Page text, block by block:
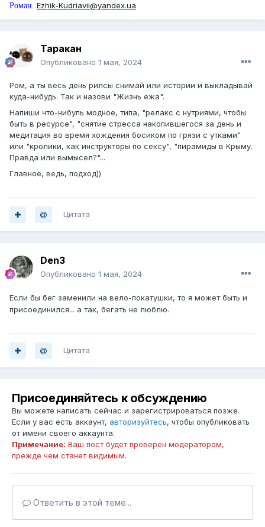
Роман..Ezhik-Kudriavii@yandex.ua
Таракан
Опубликовано 1 мая, 2024
Ром, а ты весь день рилсы снимай или истории и выкладывай
куда-нибудь. Так и назови "Жизнь ежа".
Напиши что-нибуль модное, типа, "релакс с нутриями, чтобы
быть в ресурсе", "снятие стресса накопившегося за день и
медитация во время хождения босиком по грязи с утками"
или "кролики, как инструкторы по сексу", "пирамиды в Крыму.
Правда или вымысел?"...
Главное, ведь, подход))
Цитата
Den3
Опубликовано 1 мая, 2024
Если бы бег заменили на вело-покатушки, то я может быть и
присоединился... а так, бегать не люблю.
Цитата
Присоединяйтесь к обсуждению
Вы можете написать сейчас и зарегистрироваться позже.
Если у вас есть аккаунт, авторизуйтесь, чтобы опубликовать
от имени своего аккаунта.
Примечание: Ваш пост будет проверен модератором,
прежде чем станет видимым.
Ответить в этой теме...